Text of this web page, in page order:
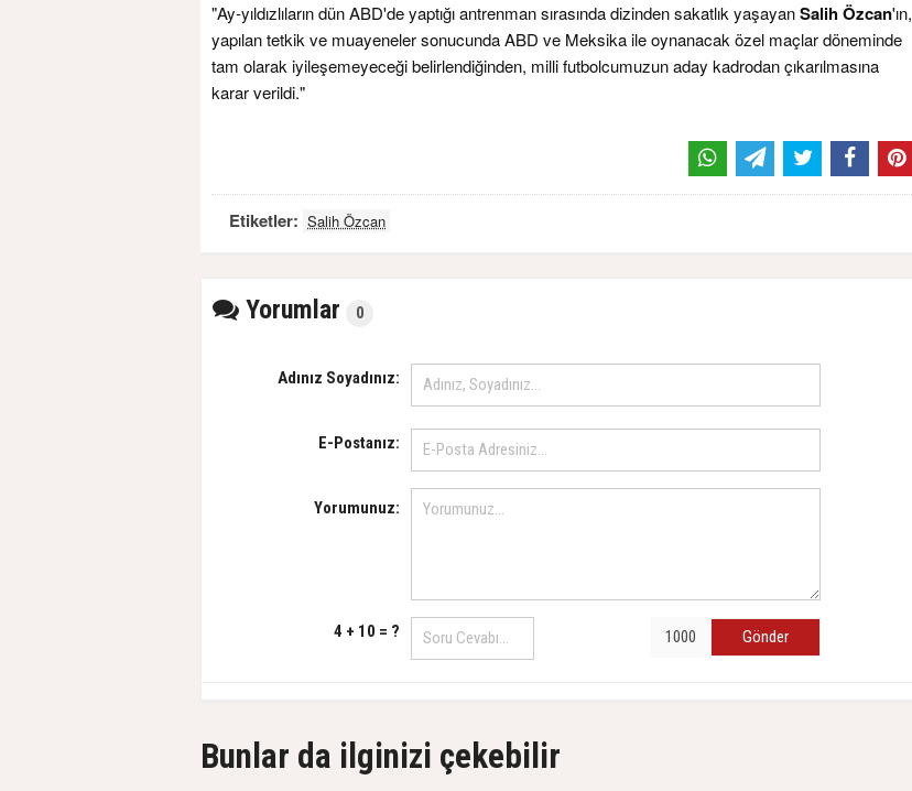
"Ay-yıldızlıların dün ABD'de yaptığı antrenman sırasında dizinden sakatlık yaşayanSalih Özcan'ın,
yapılan tetkik ve muayeneler sonucunda ABD ve Meksika ile oynanacak özel maçlar döneminde
tam olarak iyileşemeyeceği belirlendiğinden, milli futbolcumuzun aday kadrodan çıkarılmasına
karar verildi."
Etiketler: Salih Özcan
Yorumlar 0
Adınız Soyadınız:
E-Postanız:
Yorumunuz:
4 + 10 = ? Gönder
Bunlar da ilginizi çekebilir